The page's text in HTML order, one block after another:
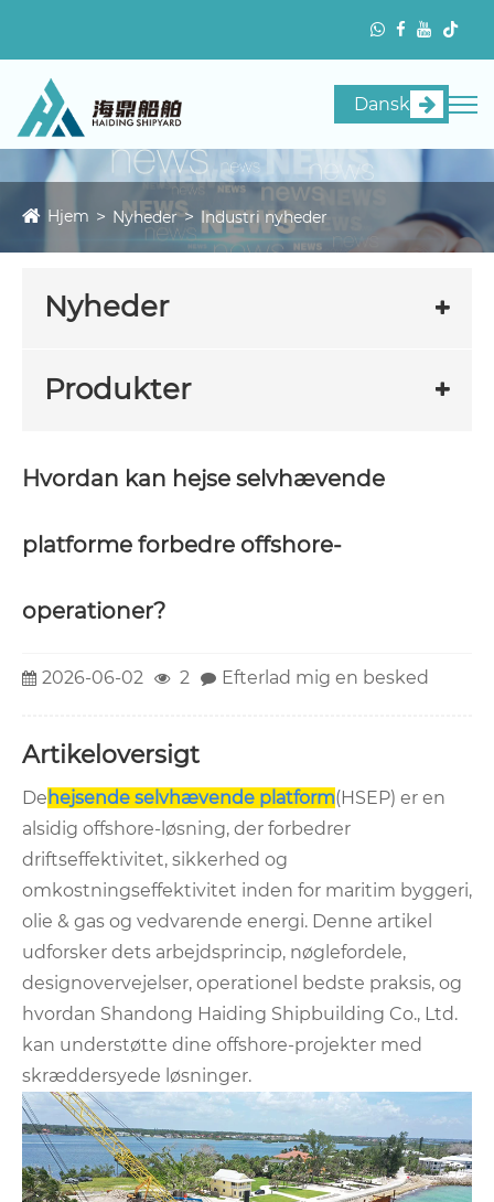
Dansk
Hjem Nyheder Industri nyheder
Nyheder
Produkter
Hvordan kan hejse selvhævende
platforme forbedre offshore-
operationer?
2026-06-02 2 Efterlad mig en besked
Artikeloversigt
De hejsende selvhævende platform(HSEP) er en
alsidig offshore-løsning, der forbedrer
driftseffektivitet, sikkerhed og
omkostningseffektivitet inden for maritim byggeri,
olie & gas og vedvarende energi. Denne artikel
udforsker dets arbejdsprincip, nøglefordele,
designovervejelser, operationel bedste praksis, og
hvordan Shandong Haiding Shipbuilding Co., Ltd.
kan understøtte dine offshore-projekter med
skræddersyede løsninger.